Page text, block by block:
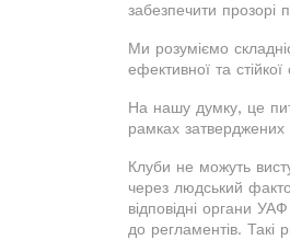
забезпечити прозорі
Ми розуміємо
ефективної та
На нашу думку, це
рамках
Клуби не можуть
через людський
відповідні органи
до регламентів.